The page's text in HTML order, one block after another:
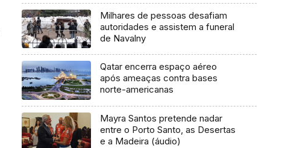
Milhares de pessoas desafiam
autoridades e assistem a funeral
de Navalny
Qatar encerra espaço aéreo
após ameaças contra bases
norte-americanas
Mayra Santos pretende nadar
entre o Porto Santo, as Desertas
e a Madeira (áudio)